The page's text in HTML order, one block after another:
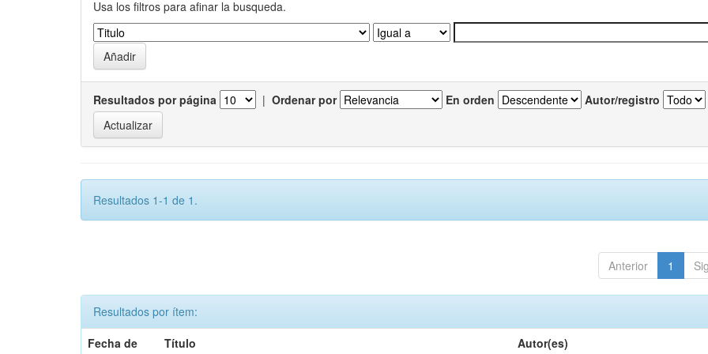
Usa los filtros para afinar la busqueda.
Resultados por página | Ordenar por En orden Autor/registro
Resultados 1-1 de 1.
Anterior 1
Resultados por ítem:
Fecha de
Título Autor(es)